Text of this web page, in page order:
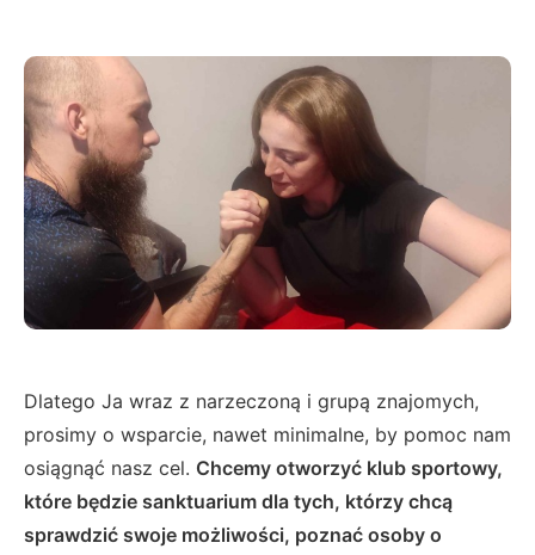
Dlatego Ja wraz z narzeczoną i grupą znajomych,
prosimy o wsparcie, nawet minimalne, by pomoc nam
osiągnąć nasz cel. Chcemy otworzyć klub sportowy,
które będzie sanktuarium dla tych, którzy chcą
sprawdzić swoje możliwości, poznać osoby o